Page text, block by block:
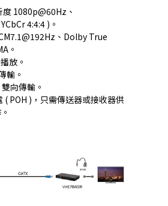
1080p@60Hz、
4:4:4 )。
、Dolby True
。
放。
輸。
向傳輸。
POH )，只需傳送器或接收器供